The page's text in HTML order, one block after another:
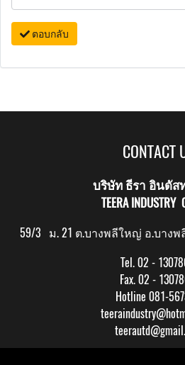
ตอบกลับ
CONTACT
บริษัท ธีรา อินดัส
TEERA INDUSTRY
59/3 ม. 21 ต.บางพลีใหญ่ อ.บางพ
Tel. 02 -
Fax. 02 -
Hotline 081-